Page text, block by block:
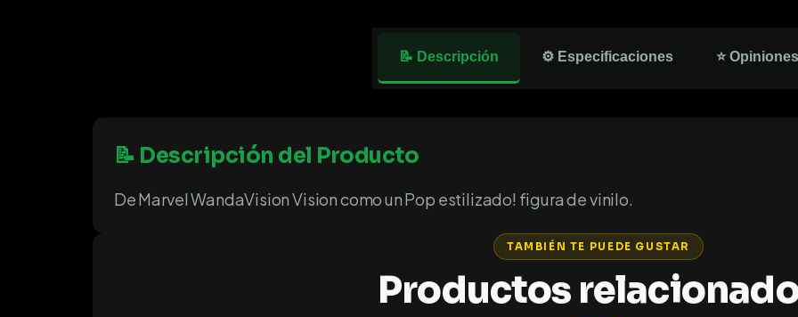
📝 Descripción ⚙️ Especificaciones ⭐ Opiniones
📝 Descripción del Producto
De Marvel WandaVision Vision como un Pop estilizado! figura de vinilo.
TAMBIÉN TE PUEDE GUSTAR
Productos